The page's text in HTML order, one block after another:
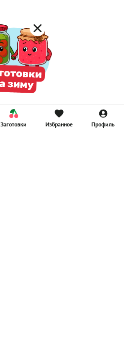
Заготовки Избранное Профиль